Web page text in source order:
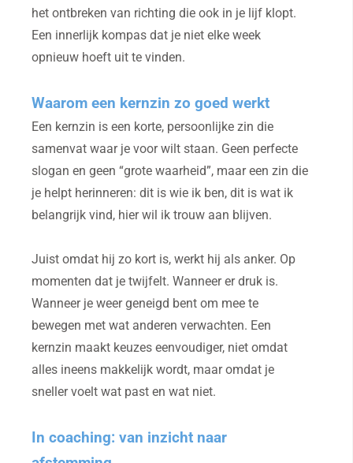
het ontbreken van richting die ook in je lijf klopt.
Een innerlijk kompas dat je niet elke week
opnieuw hoeft uit te vinden.
Waarom een kernzin zo goed werkt
Een kernzin is een korte, persoonlijke zin die
samenvat waar je voor wilt staan. Geen perfecte
slogan en geen “grote waarheid”, maar een zin die
je helpt herinneren: dit is wie ik ben, dit is wat ik
belangrijk vind, hier wil ik trouw aan blijven.
Juist omdat hij zo kort is, werkt hij als anker. Op
momenten dat je twijfelt. Wanneer er druk is.
Wanneer je weer geneigd bent om mee te
bewegen met wat anderen verwachten. Een
kernzin maakt keuzes eenvoudiger, niet omdat
alles ineens makkelijk wordt, maar omdat je
sneller voelt wat past en wat niet.
In coaching: van inzicht naar